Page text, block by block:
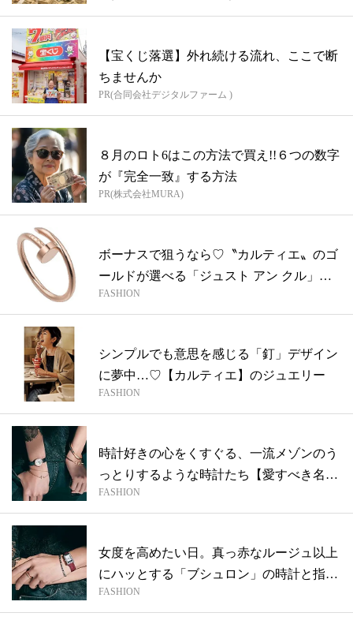
【宝くじ落選】外れ続ける流れ、ここで断
ちませんか
PR(合同会社デジタルファーム )
８月のロト6はこの方法で買え!!６つの数字
が『完全一致』する方法
PR(株式会社MURA)
ボーナスで狙うなら♡〝カルティエ〟のゴ
ールドが選べる「ジュスト アン クル」リ
ン...
FASHION
シンプルでも意思を感じる「釘」デザイン
に夢中…♡【カルティエ】のジュエリー
FASHION
時計好きの心をくすぐる、一流メゾンのう
っとりするような時計たち【愛すべき名品
まと...
FASHION
女度を高めたい日。真っ赤なルージュ以上
にハッとする「ブシュロン」の時計と指輪
でさ...
FASHION